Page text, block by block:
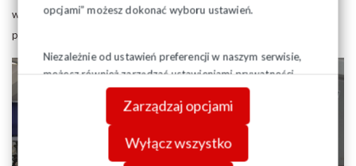
opcjami” możesz dokonać wyboru ustawień.
Niezależnie od ustawień preferencji w naszym serwisie,
możesz również zarządzać ustawieniami prywatności
swojej przeglądarki. Więcej informacji o przetwarzaniu
danych znajdziesz wPolityce prywatności.
Zarządzaj opcjami
Wyłącz wszystko
wartościowe wskazówki do wzmocnienia swoich przyszłych,
publicznych wystąpień.